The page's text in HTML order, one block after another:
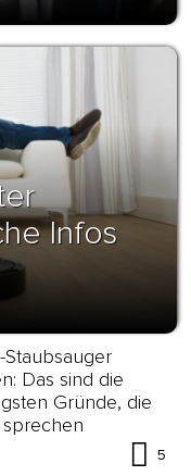
Infos
Das sind die
Gründe, die
5